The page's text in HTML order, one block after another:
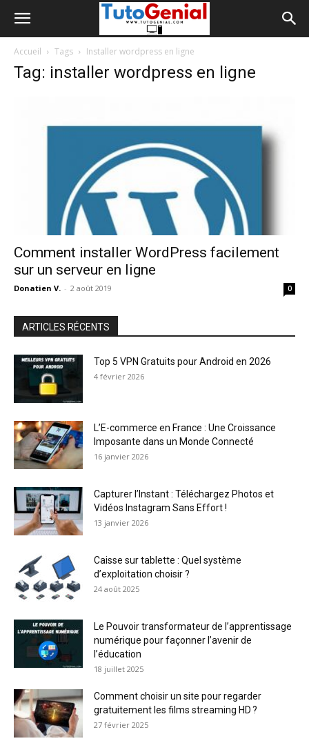
Accueil Tags Installer wordpress en ligne
Tag: installer wordpress en ligne
Comment installer WordPress facilement
sur un serveur en ligne
Donatien V. - 2 août 2019 0
ARTICLES RÉCENTS
Top 5 VPN Gratuits pour Android en 2026
4 février 2026
L’E-commerce en France : Une Croissance
Imposante dans un Monde Connecté
16 janvier 2026
Capturer l’Instant : Téléchargez Photos et
Vidéos Instagram Sans Effort !
13 janvier 2026
Caisse sur tablette : Quel système
d’exploitation choisir ?
24 août 2025
Le Pouvoir transformateur de l’apprentissage
numérique pour façonner l’avenir de
l’éducation
18 juillet 2025
Comment choisir un site pour regarder
gratuitement les films streaming HD ?
27 février 2025